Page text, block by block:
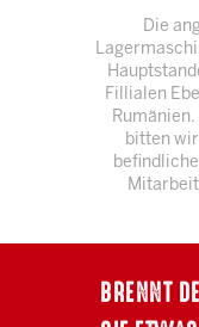
Die
Fillialen
bitten
BRENNT